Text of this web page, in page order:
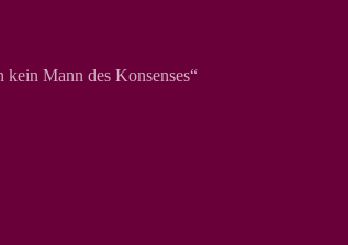
kein Mann des Konsenses“